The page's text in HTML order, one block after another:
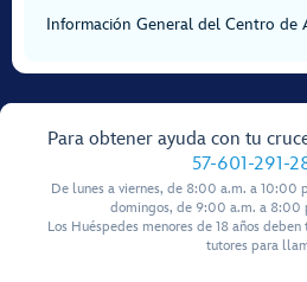
Información General del Centro de
Para obtener ayuda con tu
57-601-291-
De lunes a viernes, de 8:00 a.m. a 10:00
domingos, de 9:00 a.m. a 8:00
Los Huéspedes menores de 18 años
tutores para